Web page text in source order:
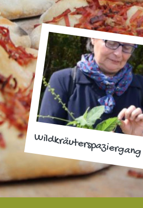
Wildkräuterspaziergang